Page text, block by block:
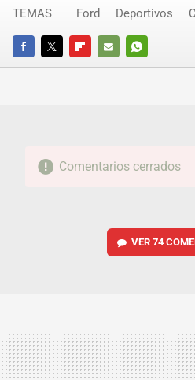
FACEBOOKTWITTERFLIPBOARD
E-
WHATSAPP
TEMAS Ford Deportivos
Comentarios cerrados
VER 74